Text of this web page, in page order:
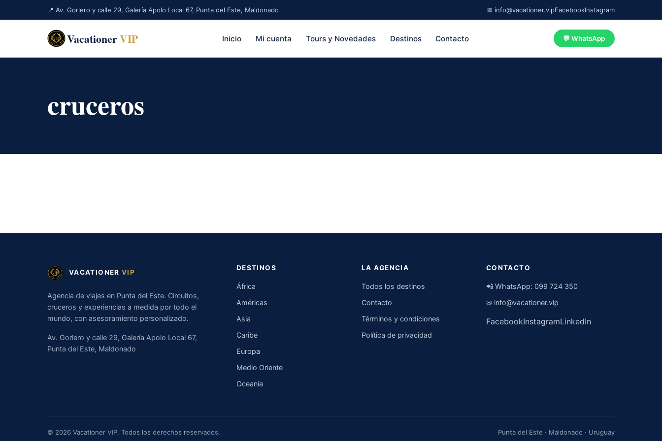
📍 Av. Gorlero y calle 29, Galería Apolo Local 67, Punta del Este, Maldonado ✉ info@vacationer.vipFacebookInstagram
VacationerVIP Inicio Mi cuenta Tours y Novedades Destinos Contacto 💬 WhatsApp
cruceros
VACATIONER VIP
Agencia de viajes en Punta del Este. Circuitos,
cruceros y experiencias a medida por todo el
mundo, con asesoramiento personalizado.
Av. Gorlero y calle 29, Galería Apolo Local 67,
Punta del Este, Maldonado
DESTINOS
África
Américas
Asia
Caribe
Europa
Medio Oriente
Oceanía
LA AGENCIA
Todos los destinos
Contacto
Términos y condiciones
Política de privacidad
CONTACTO
📲 WhatsApp: 099 724 350
✉ info@vacationer.vip
FacebookInstagramLinkedIn
© 2026 Vacationer VIP. Todos los derechos reservados. Punta del Este · Maldonado · Uruguay